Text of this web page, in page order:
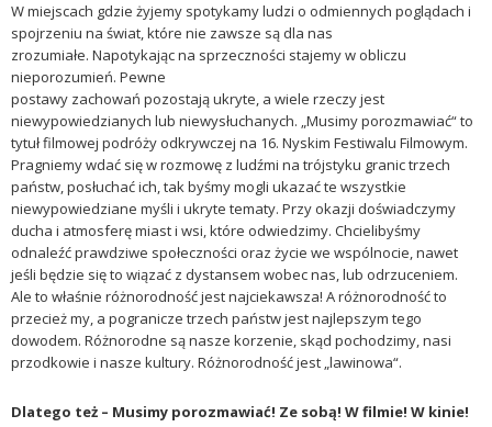
W miejscach gdzie żyjemy spotykamy ludzi o odmiennych poglądach i
spojrzeniu na świat, które nie zawsze są dla nas
zrozumiałe. Napotykając na sprzeczności stajemy w obliczu
nieporozumień. Pewne
postawy zachowań pozostają ukryte, a wiele rzeczy jest
niewypowiedzianych lub niewysłuchanych. „Musimy porozmawiać“ to
tytuł filmowej podróży odkrywczej na 16. Nyskim Festiwalu Filmowym.
Pragniemy wdać się w rozmowę z ludźmi na trójstyku granic trzech
państw, posłuchać ich, tak byśmy mogli ukazać te wszystkie
niewypowiedziane myśli i ukryte tematy. Przy okazji doświadczymy
ducha i atmosferę miast i wsi, które odwiedzimy. Chcielibyśmy
odnaleźć prawdziwe społeczności oraz życie we wspólnocie, nawet
jeśli będzie się to wiązać z dystansem wobec nas, lub odrzuceniem.
Ale to właśnie różnorodność jest najciekawsza! A różnorodność to
przecież my, a pogranicze trzech państw jest najlepszym tego
dowodem. Różnorodne są nasze korzenie, skąd pochodzimy, nasi
przodkowie i nasze kultury. Różnorodność jest „lawinowa“.
Dlatego też – Musimy porozmawiać! Ze sobą! W filmie! W kinie!